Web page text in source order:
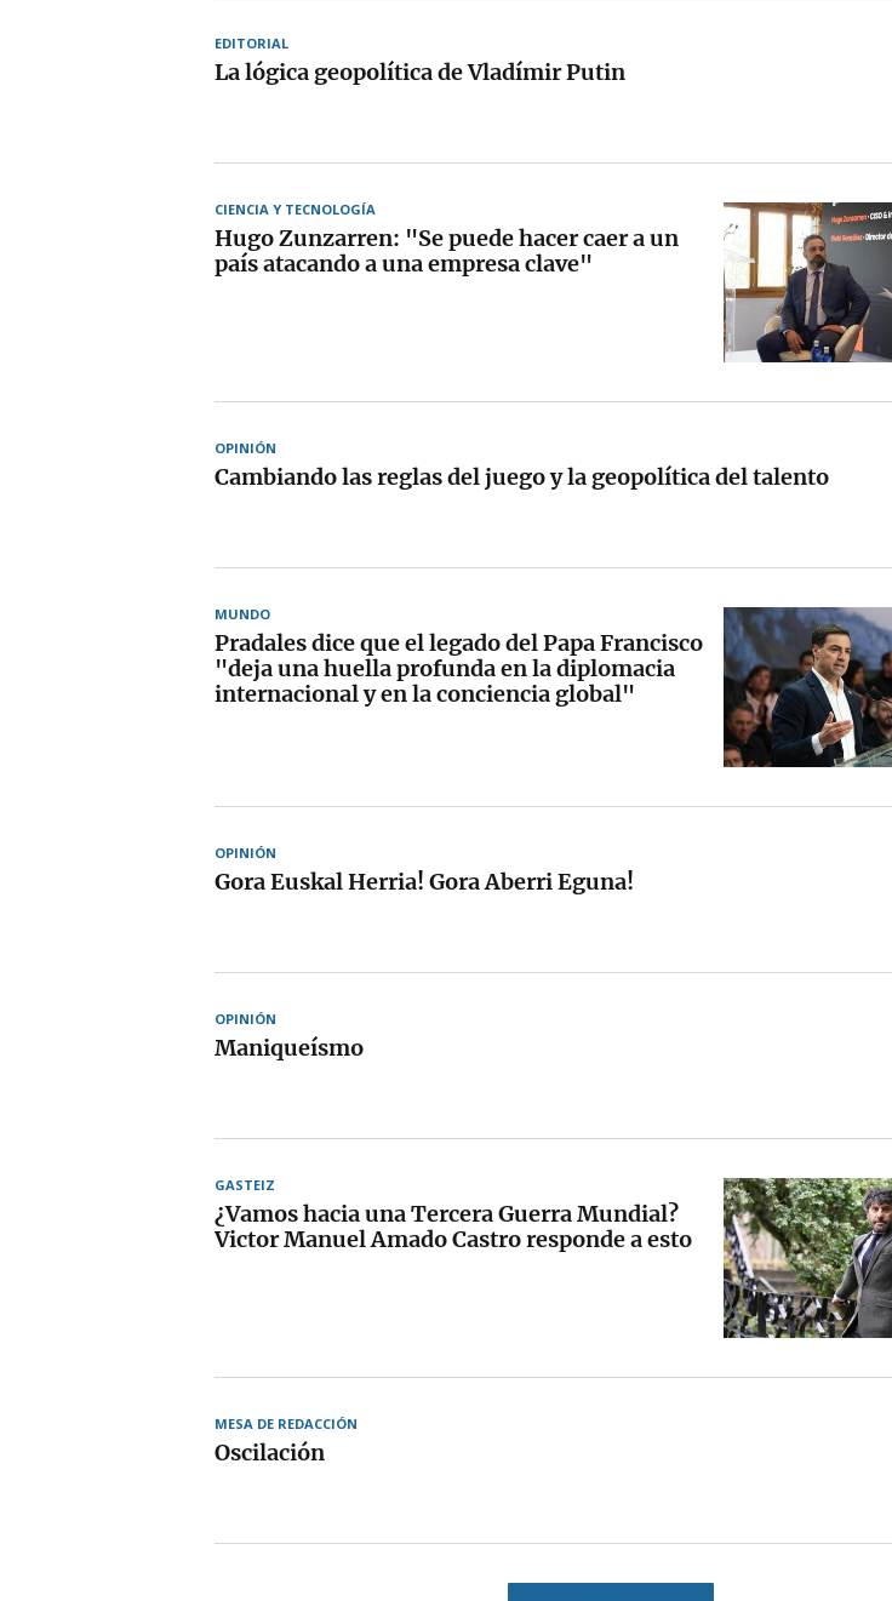
EDITORIAL
La lógica geopolítica de Vladímir Putin
CIENCIA Y TECNOLOGÍA
Hugo Zunzarren: "Se puede hacer caer a un
país atacando a una empresa clave"
OPINIÓN
Cambiando las reglas del juego y la geopolítica del talento
MUNDO
Pradales dice que el legado del Papa Francisco
"deja una huella profunda en la diplomacia
internacional y en la conciencia global"
OPINIÓN
Gora Euskal Herria! Gora Aberri Eguna!
OPINIÓN
Maniqueísmo
GASTEIZ
¿Vamos hacia una Tercera Guerra Mundial?
Victor Manuel Amado Castro responde a esto
MESA DE REDACCIÓN
Oscilación